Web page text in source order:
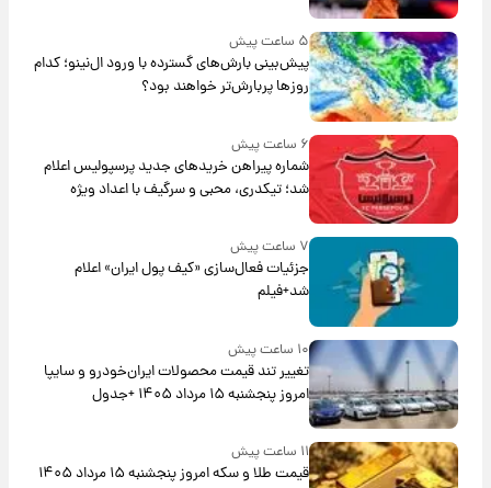
۵ ساعت پیش
پیش‌بینی بارش‌های گسترده با ورود ال‌نینو؛ کدام
روزها پربارش‌تر خواهند بود؟
۶ ساعت پیش
شماره پیراهن خریدهای جدید پرسپولیس اعلام
شد؛ تیکدری، محبی و سرگیف با اعداد ویژه
۷ ساعت پیش
جزئیات فعال‌سازی «کیف پول ایران» اعلام
شد+فیلم
۱۰ ساعت پیش
تغییر تند قیمت محصولات ایران‌خودرو و سایپا
امروز پنجشنبه ۱۵ مرداد ۱۴۰۵ +جدول
۱۱ ساعت پیش
قیمت طلا و سکه امروز پنجشنبه ۱۵ مرداد ۱۴۰۵